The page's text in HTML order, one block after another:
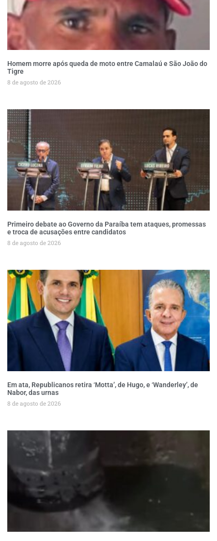
Homem morre após queda de moto entre Camalaú e São João do
Tigre
8 de agosto de 2026
Primeiro debate ao Governo da Paraíba tem ataques, promessas
e troca de acusações entre candidatos
8 de agosto de 2026
Em ata, Republicanos retira ‘Motta’, de Hugo, e ‘Wanderley’, de
Nabor, das urnas
8 de agosto de 2026